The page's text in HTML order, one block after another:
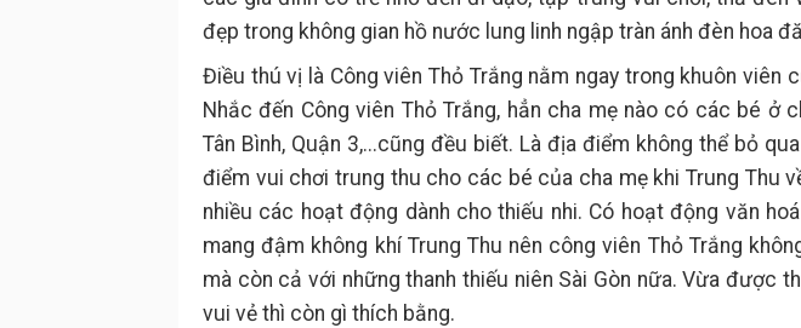
đẹp trong không gian hồ nước lung linh ngập tràn ánh đèn hoa
Điều thú vị là Công viên Thỏ Trắng nằm ngay trong khuôn viên
Nhắc đến Công viên Thỏ Trắng, hẳn cha mẹ nào có các bé ở
Tân Bình, Quận 3,...cũng đều biết. Là địa điểm không thể bỏ
điểm vui chơi trung thu cho các bé của cha mẹ khi Trung Thu
nhiều các hoạt động dành cho thiếu nhi. Có hoạt động văn
mang đậm không khí Trung Thu nên công viên Thỏ Trắng
mà còn cả với những thanh thiếu niên Sài Gòn nữa. Vừa được
vui vẻ thì còn gì thích bằng.